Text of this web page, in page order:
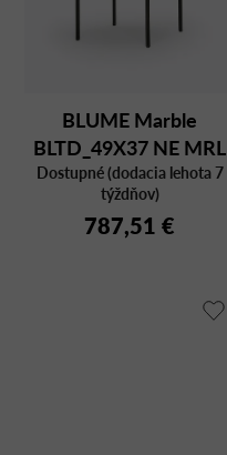
BLUME Marble
BLTD_49X37 NE MRL
Dostupné (dodacia lehota 7
týždňov)
787,51 €